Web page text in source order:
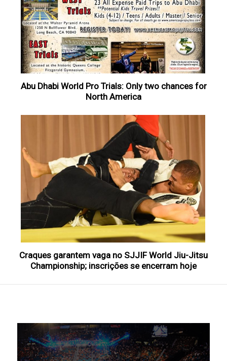
Abu Dhabi World Pro Trials: Only two chances for
North America
Craques garantem vaga no SJJIF World Jiu-Jitsu
Championship; inscrições se encerram hoje